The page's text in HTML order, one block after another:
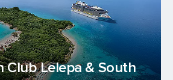
Club Lelepa & South